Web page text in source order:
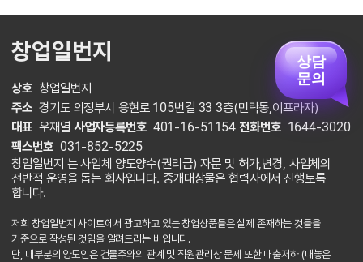
창업일번지
상호 창업일번지
주소 경기도 의정부시 용현로 105번길 33 3층(민락동,이프라자)
대표 우재열 사업자등록번호 401-16-51154 전화번호 1644-3020
팩스번호 031-852-5225
창업일번지 는 사업체 양도양수(권리금) 자문 및 허가,변경, 사업체의
전반적 운영을 돕는 회사입니다. 중개대상물은 협력사에서 진행토록
합니다.
저희 창업일번지 사이트에서 광고하고 있는 창업상품들은 실제 존재하는 것들을
기준으로 작성된 것임을 알려드리는 바입니다.
단, 대부분의 양도인은 건물주와의 관계 및 직원관리상 문제 또한 매출저하 (내놓은
상담
문의